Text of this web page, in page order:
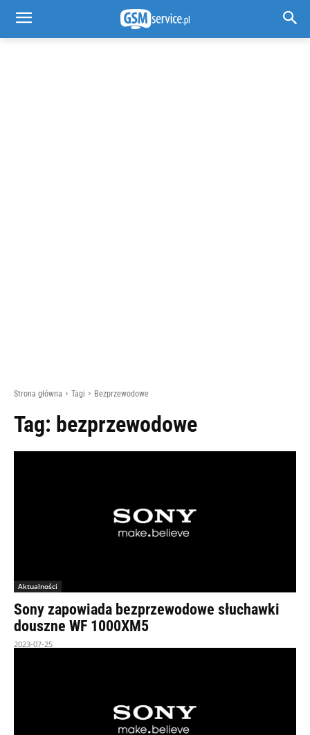
Strona główna Tagi Bezprzewodowe
Tag: bezprzewodowe
Aktualności
Sony zapowiada bezprzewodowe słuchawki
douszne WF 1000XM5
2023-07-25